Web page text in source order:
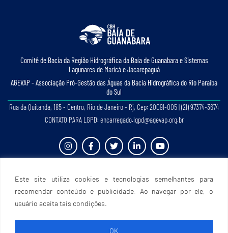
Este site utiliza cookies e tecnologias semelhantes para
recomendar conteúdo e publicidade. Ao navegar por ele, o
usuário aceita tais condições.
OK
Comitê de Bacia da Região Hidrográﬁca da Baía de Guanabara e Sistemas
Lagunares de Maricá e Jacarepaguá
AGEVAP - Associação Pró-Gestão das Águas da Bacia Hidrográﬁca do Rio Paraíba
do Sul
Rua da Quitanda, 185 - Centro, Rio de Janeiro - Rj, Cep: 20091-005 | (21) 97374-3674
CONTATO PARA LGPD: encarregado.lgpd@agevap.org.br